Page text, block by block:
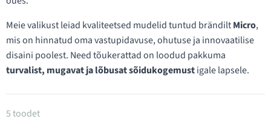
Meie valikust leiad kvaliteetsed mudelid tuntud brändiltMicro,
mis on hinnatud oma vastupidavuse, ohutuse ja innovaatilise
disaini poolest. Need tõukerattad on loodud pakkuma
turvalist, mugavat ja lõbusat sõidukogemustigale lapsele.
Tooted kategoorias 3-rattalised tõukerattad
5 toodet